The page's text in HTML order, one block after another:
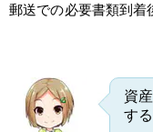
郵送での必要書類到着
資
す